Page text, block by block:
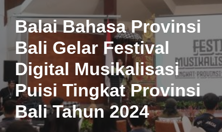
Balai Bahasa Provinsi
Bali Gelar Festival
Digital Musikalisasi
Puisi Tingkat Provinsi
Bali Tahun 2024